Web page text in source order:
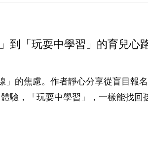
到「玩耍中學習」的育兒心
的焦慮。作者靜心分享從盲目報
驗，「玩耍中學習」，一樣能找回